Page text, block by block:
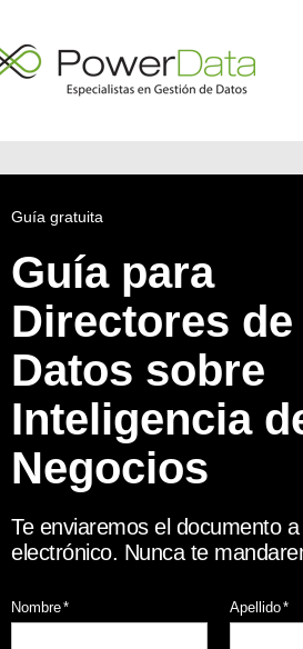
Guía gratuita
Guía para
Directores de
Datos sobre
Inteligencia
Negocios
Te enviaremos el documento
electrónico. Nunca te
Nombre* Apellido*